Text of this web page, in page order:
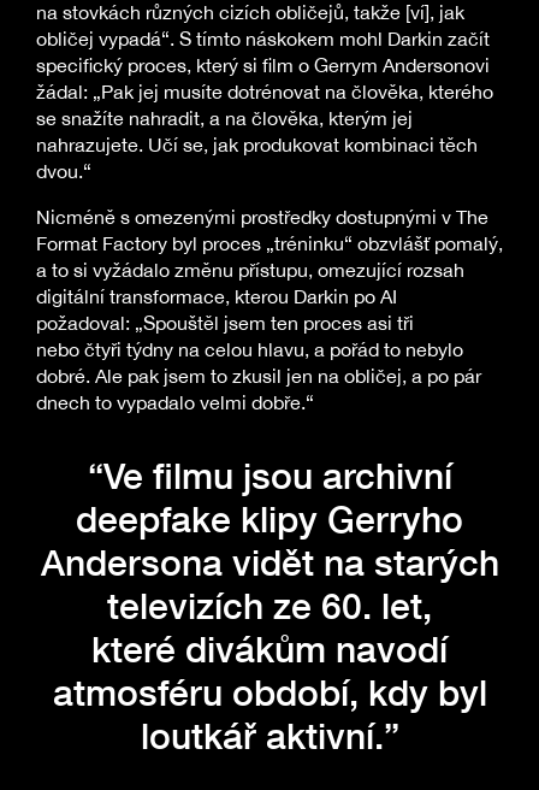
na stovkách různých cizích obličejů, takže [ví], jak
obličej vypadá“. S tímto náskokem mohl Darkin začít
specifický proces, který si film o Gerrym Andersonovi
žádal: „Pak jej musíte dotrénovat na člověka, kterého
se snažíte nahradit, a na člověka, kterým jej
nahrazujete. Učí se, jak produkovat kombinaci těch
dvou.“
Nicméně s omezenými prostředky dostupnými v The
Format Factory byl proces „tréninku“ obzvlášť pomalý,
a to si vyžádalo změnu přístupu, omezující rozsah
digitální transformace, kterou Darkin po AI
požadoval: „Spouštěl jsem ten proces asi tři
nebo čtyři týdny na celou hlavu, a pořád to nebylo
dobré. Ale pak jsem to zkusil jen na obličej, a po pár
dnech to vypadalo velmi dobře.“
“Ve filmu jsou archivní
deepfake klipy Gerryho
Andersona vidět na starých
televizích ze 60. let,
které divákům navodí
atmosféru období, kdy byl
loutkář aktivní.”